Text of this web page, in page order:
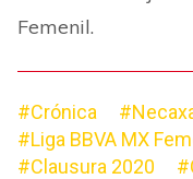
Femenil.
#Crónica
#Liga BBVA MX
#Clausura 2020